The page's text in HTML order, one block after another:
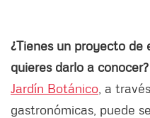
¿Tienes un proyecto
quieres darlo a conocer?
Jardín Botánico , a
gastronómicas, puede